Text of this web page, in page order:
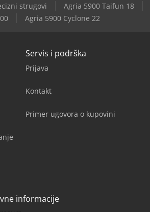
strugovi
Agria 5900 Taifun 18
Agria 5900 Cyclone 22
Servis i podrška
Prijava
Kontakt
Primer ugovora o kupovini
informacije